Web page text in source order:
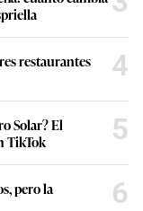
restaurantes
4
Solar? El
TikTok
5
pero la
6